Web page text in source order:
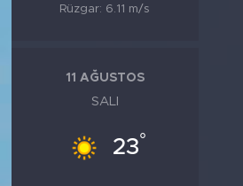
Rüzgar: 6.11 m/s
11 AĞUSTOS
SALI
23°